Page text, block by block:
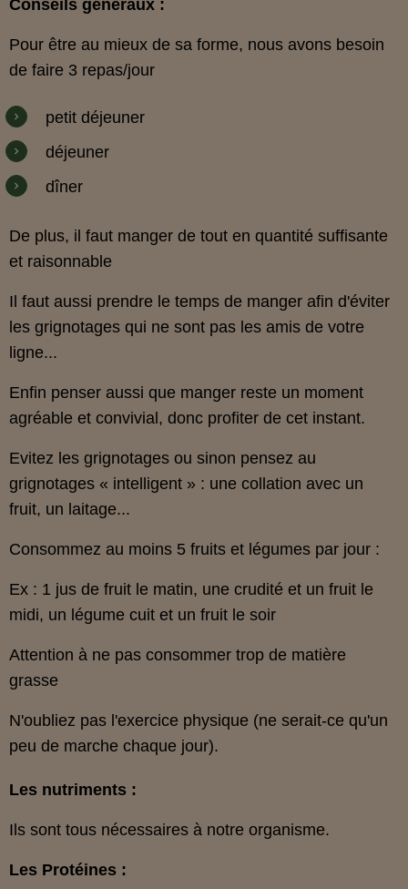
Conseils généraux :
Pour être au mieux de sa forme, nous avons besoin
de faire 3 repas/jour
petit déjeuner
déjeuner
dîner
De plus, il faut manger de tout en quantité suffisante
et raisonnable
Il faut aussi prendre le temps de manger afin d'éviter
les grignotages qui ne sont pas les amis de votre
ligne...
Enfin penser aussi que manger reste un moment
agréable et convivial, donc profiter de cet instant.
Evitez les grignotages ou sinon pensez au
grignotages « intelligent » : une collation avec un
fruit, un laitage...
Consommez au moins 5 fruits et légumes par jour :
Ex : 1 jus de fruit le matin, une crudité et un fruit le
midi, un légume cuit et un fruit le soir
Attention à ne pas consommer trop de matière
grasse
N'oubliez pas l'exercice physique (ne serait-ce qu'un
peu de marche chaque jour).
Les nutriments :
Ils sont tous nécessaires à notre organisme.
Les Protéines :